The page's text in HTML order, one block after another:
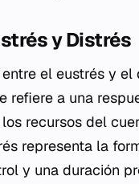
y Distrés
el eustrés y
refiere a una
recursos del
representa la
y una duración